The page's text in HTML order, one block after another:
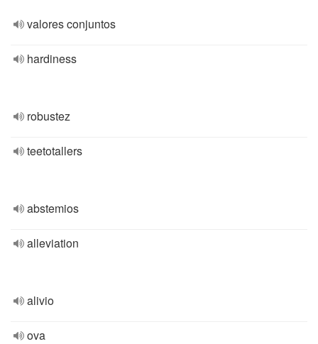
valores conjuntos
hardiness
robustez
teetotallers
abstemios
alleviation
alivio
ova